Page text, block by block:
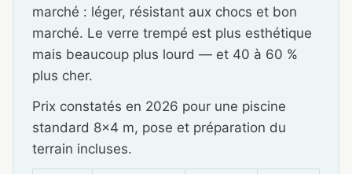
marché : léger, résistant aux chocs et bon
marché. Le verre trempé est plus esthétique
mais beaucoup plus lourd — et 40 à 60 %
plus cher.
Prix constatés en 2026 pour une piscine
standard 8×4 m, pose et préparation du
terrain incluses.